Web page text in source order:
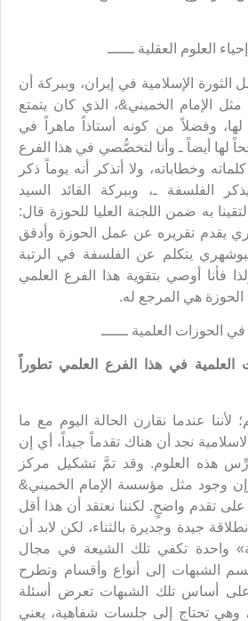
العلوم العقلية ــــــ
الإسلامية في إيران، وببركة أن
الإمام الخميني&، الذي كان يتمتع
وفضلاً من كونه أستاذاً ماهراً في
لها أيضاً ـ وأنا لتخصُّصي في هذا الفرع
وخطاباته، ولا أتذكر أنه يوماً ذكر
الفلسفة ـ، وببركة القائد السيد
به ضمن اللجنة العليا للحوزة قال:
يقدم تقريره عن عمل الحوزة وأدقق
يتكلم عن الفلسفة في الرتبة
فأنا أوصي بتقوية هذا الفرع العلمي
هي المرجع له.
الحوزات العلمية ــــــ
في هذا الفرع العلمي تطوراً
لأننا عندما نقارن الحالة اليوم مع ما
نجد أن هناك تقدماً جيداً، أي إن
هذه العلوم. وقد تمَّ تشكيل مركز
وجود مثل مؤسسة الإمام الخميني&
على تقدم واضحٍ. لكننا نعتقد أن هذا أقل
جيدة وجديرة بالثناء، لكن لابد أن
واحدة تكفي تلك الشيعة في مجال
الشبهات إلى أنواع وأقسام وتطرح
أساس تلك الشبهات تعرض أسئلة
وهي تحتاج إلى جلسات شفاهية، يعني